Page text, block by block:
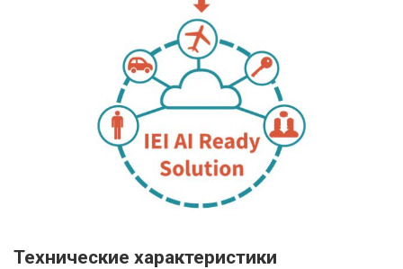
Технические характеристики